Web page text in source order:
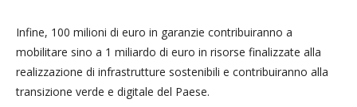
Infine, 100 milioni di euro in garanzie contribuiranno a
mobilitare sino a 1 miliardo di euro in risorse finalizzate alla
realizzazione di infrastrutture sostenibili e contribuiranno alla
transizione verde e digitale del Paese.